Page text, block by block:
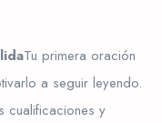
Tu primera oración
a seguir leyendo.
cualificaciones y